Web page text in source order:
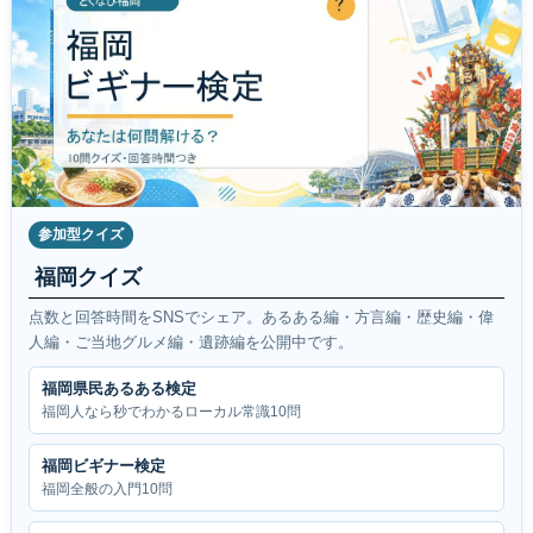
参加型クイズ
福岡クイズ
点数と回答時間をSNSでシェア。あるある編・方言編・歴史編・偉
人編・ご当地グルメ編・遺跡編を公開中です。
福岡県民あるある検定
福岡人なら秒でわかるローカル常識10問
福岡ビギナー検定
福岡全般の入門10問